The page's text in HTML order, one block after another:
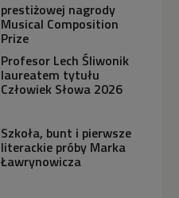
prestiżowej nagrody
Musical Composition
Prize
Profesor Lech Śliwonik
laureatem tytułu
Człowiek Słowa 2026
Szkoła, bunt i pierwsze
literackie próby Marka
Ławrynowicza